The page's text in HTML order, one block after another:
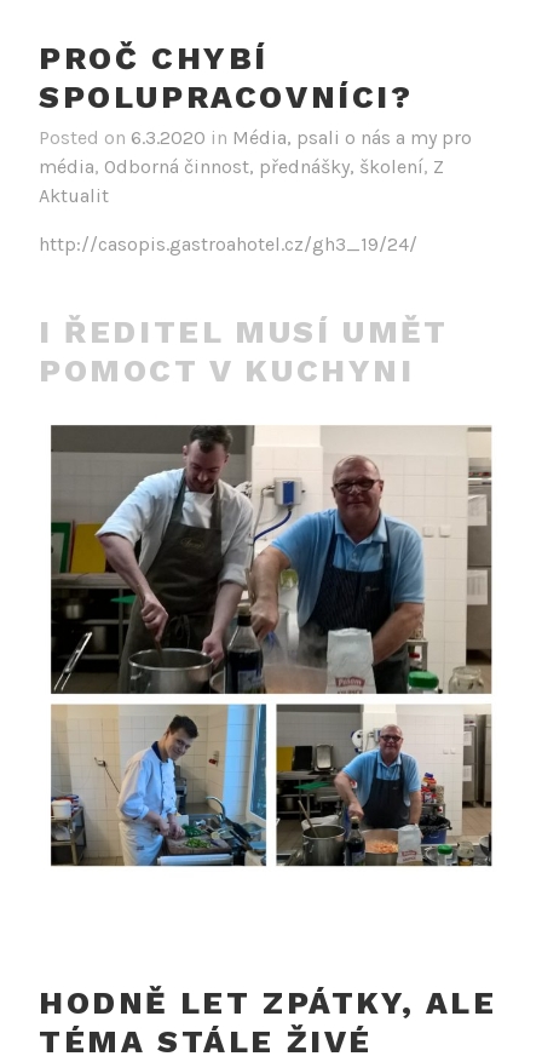
PROČ CHYBÍ
SPOLUPRACOVNÍCI?
Posted on 6.3.2020 in Média, psali o nás a my pro
média, Odborná činnost, přednášky, školení, Z
Aktualit
http://casopis.gastroahotel.cz/gh3_19/24/
I ŘEDITEL MUSÍ UMĚT
POMOCT V KUCHYNI
HODNĚ LET ZPÁTKY, ALE
TÉMA STÁLE ŽIVÉ